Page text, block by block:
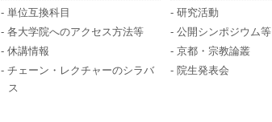
- 単位互換科目
- 各大学院へのアクセス方法等
- 休講情報
- チェーン・レクチャーのシラバ
ス
- 研究活動
- 公開シンポジウム等
- 京都・宗教論叢
- 院生発表会